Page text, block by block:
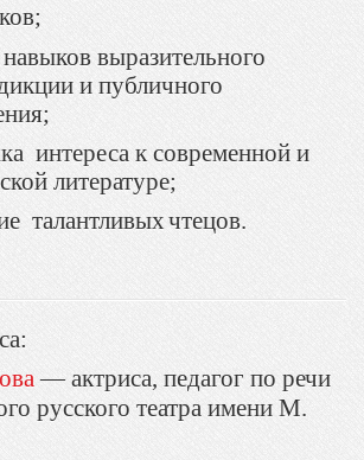
;
выразительного
и публичного
интереса к современной и
литературе;
талантливыхчтецов.
— актриса, педагог по речи
русского театра имени М.